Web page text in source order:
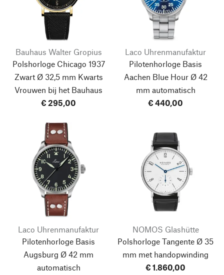
Bauhaus Walter Gropius
Polshorloge Chicago 1937
Zwart Ø 32,5 mm Kwarts
Vrouwen bij het Bauhaus
€ 295,00
Laco Uhrenmanufaktur
Pilotenhorloge Basis
Aachen Blue Hour Ø 42
mm automatisch
€ 440,00
Laco Uhrenmanufaktur
Pilotenhorloge Basis
Augsburg Ø 42 mm
automatisch
NOMOS Glashütte
Polshorloge Tangente Ø 35
mm met handopwinding
€ 1.860,00